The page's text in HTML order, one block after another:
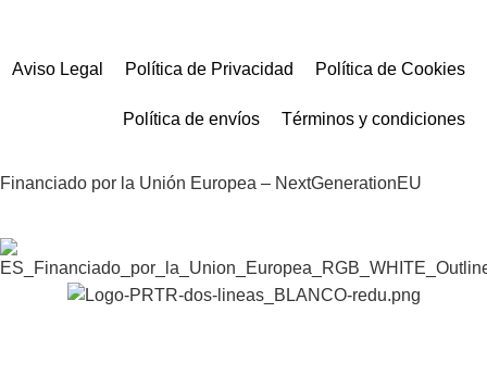
Aviso Legal Política de Privacidad Política de Cookies
Política de envíos Términos y condiciones
Financiado por la Unión Europea – NextGenerationEU